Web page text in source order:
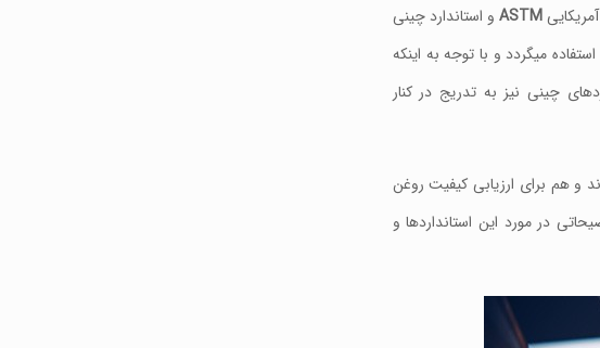
ASTMو استاندارد چینی
میگردد و با توجه به اینکه
چینی نیز به تدریج در کنار
و هم برای ارزیابی کیفیت روغن
در مورد این استانداردها و